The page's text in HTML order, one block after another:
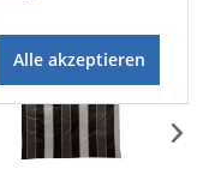
Alle akzeptieren